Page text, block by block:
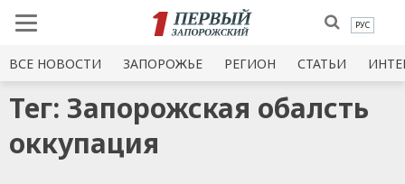
РУС
ВСЕ НОВОСТИ ЗАПОРОЖЬЕ РЕГИОН СТАТЬИ
Тег: Запорожская обалсть
оккупация